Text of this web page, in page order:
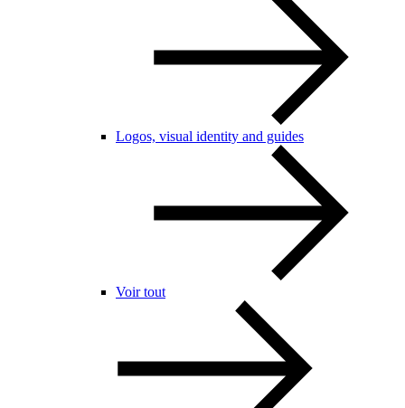
Logos, visual identity and guides
Voir tout